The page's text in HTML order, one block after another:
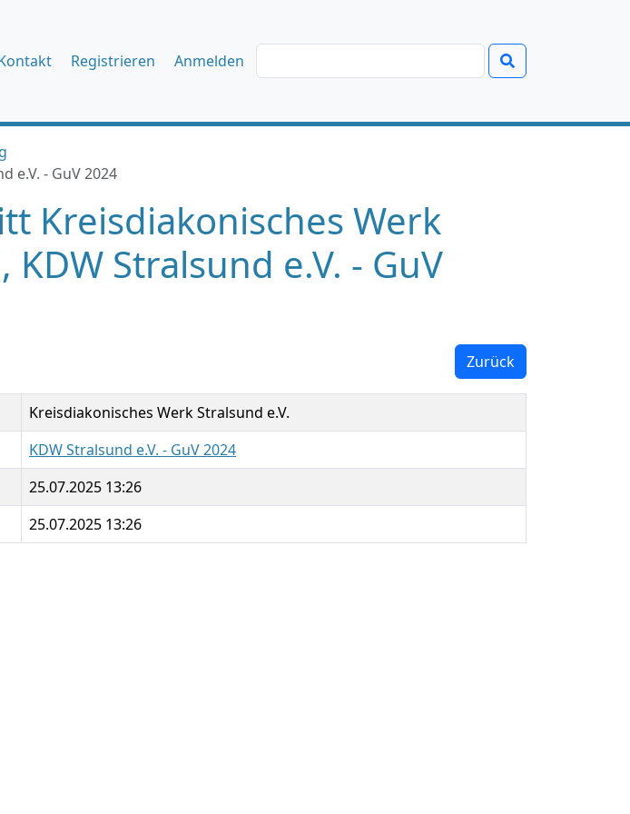
Registrieren Anmelden
e.V. - GuV 2024
Kreisdiakonisches Werk
KDW Stralsund e.V. - GuV
Zurück
Kreisdiakonisches Werk Stralsund e.V.
KDW Stralsund e.V. - GuV 2024
25.07.2025 13:26
25.07.2025 13:26